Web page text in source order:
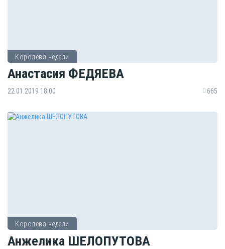
Королева недели
Анастасия ФЕДЯЕВА
22.01.2019 18:00 665
Королева недели
Анжелика ШЕЛОПУТОВА